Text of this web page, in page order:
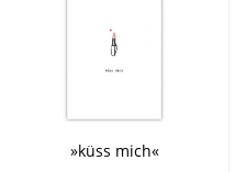
»küss mich«